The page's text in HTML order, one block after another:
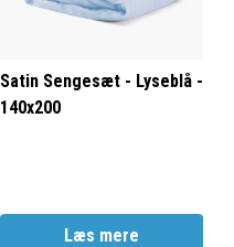
Satin Sengesæt - Lyseblå -
140x200
Læs mere